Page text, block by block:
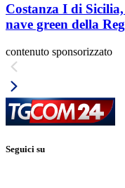
Costanza I di
nave green della
contenuto sponsorizzato
Seguici su